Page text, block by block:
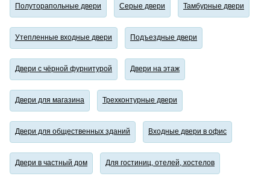
Полуторапольные двери Серые двери Тамбурные двери
Утепленные входные двери Подъездные двери
Двери с чёрной фурнитурой Двери на этаж
Двери для магазина Трехконтурные двери
Двери для общественных зданий Входные двери в офис
Двери в частный дом Для гостиниц, отелей, хостелов